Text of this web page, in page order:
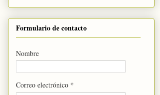
Formulario de contacto
Nombre
Correo electrónico *